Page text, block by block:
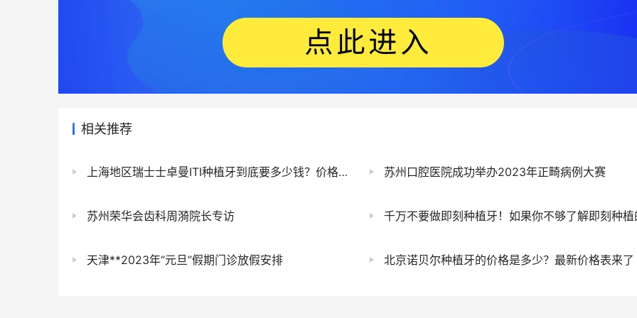
相关推荐
上海地区瑞士士卓曼ITI种植牙到底要多少钱？价格表来了 苏州口腔医院成功举办2023年正畸病例大赛
苏州荣华会齿科​周漪院长专访 千万不要做即刻种植牙！如果你不够了解即刻种植的
天津**2023年“元旦”假期门诊放假安排 北京诺贝尔种植牙的价格是多少？最新价格表来了